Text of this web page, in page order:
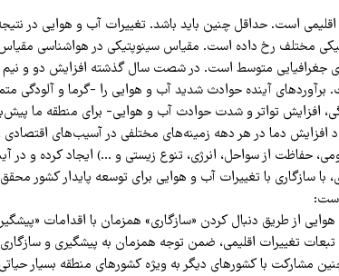
است. حداقل چنین باید باشد. تغییرات آب و هوایی در
مختلف رخ داده است. مقیاس سینوپتیکی در هواشناسی
جغرافیایی متوسط است. در شصت سال گذشته افزایش دو و
برآوردهای آینده حوادث شدید آب و هوایی را -گرما و آلودگی
افزایش تواتر و شدت حوادث آب و هوایی- برای منطقه ما
سانتی‌گراد افزایش دما در هر دهه زمینه‌های مختلفی در آسیب‌های
حفاظت از سواحل، انرژی، تنوع زیستی و …) ایجاد کرده و در
سازگاری با تغییرات آب و هوایی برای توسعه پایدار کشور
از طریق دنبال کردن «سازگاری» همزمان با اقدامات
تغییرات اقلیمی، ضمن توجه همزمان به پیشگیری و
مشارکت با کشورهای دیگر به ویژه کشورهای منطقه بسیار